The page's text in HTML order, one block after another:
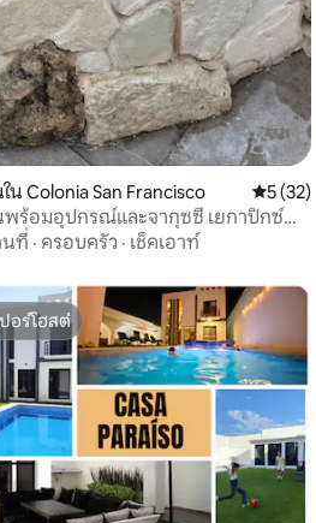
น Colonia San Francisco คะแนนเ
5 (32)
ร้อมอุปกรณ์และจากุซซี่ เยกาปิกซ์
นที่ · ครอบครัว · เช็คเอาท์
ปอร์โฮสต์
อร์โฮสต์